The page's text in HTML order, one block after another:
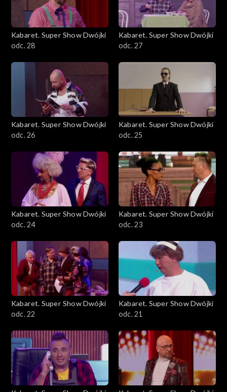
Kabaret. Super Show Dwójki
odc. 28
Kabaret. Super Show Dwójki
odc. 27
Kabaret. Super Show Dwójki
odc. 26
Kabaret. Super Show Dwójki
odc. 25
Kabaret. Super Show Dwójki
odc. 24
Kabaret. Super Show Dwójki
odc. 23
Kabaret. Super Show Dwójki
odc. 22
Kabaret. Super Show Dwójki
odc. 21